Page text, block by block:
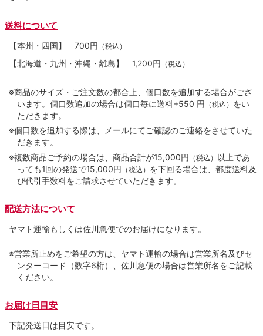
送料について
【本州・四国】 700円 （税込）
【北海道・九州・沖縄・離島】 1,200円 （税込）
※商品のサイズ・ご注文数の都合上、個口数を追加する場合がござ
います。個口数追加の場合は個口毎に送料+550 円 （税込） をい
ただきます。
※個口数を追加する際は、メールにてご確認のご連絡をさせていた
だきます。
※複数商品ご予約の場合は、商品合計が15,000円 （税込） 以上であ
っても1回の発送で15,000円 （税込） を下回る場合は、都度送料及
び代引手数料をご請求させていただきます。
配送方法について
ヤマト運輸もしくは佐川急便でのお届けになります。
※営業所止めをご希望の方は、ヤマト運輸の場合は営業所名及びセ
ンターコード（数字6桁）、佐川急便の場合は営業所名をご記載
ください。
お届け日目安
下記発送日は目安です。